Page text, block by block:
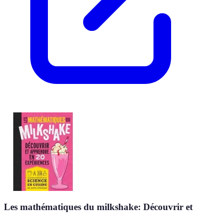
Les mathématiques du milkshake: Découvrir et